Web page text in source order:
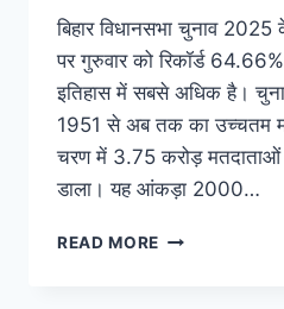
बिहार विधानसभा चुनाव
पर गुरुवार को रिकॉर्ड
इतिहास में सबसे अधिक है।
1951 से अब तक का उच्चतम
चरण में 3.75 करोड़
डाला। यह आंकड़ा 2000…
READ MORE